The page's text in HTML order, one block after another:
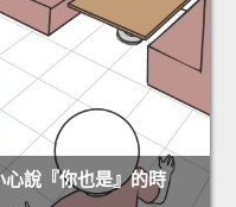
心說『你也是』的時